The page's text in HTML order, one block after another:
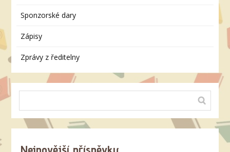
Sponzorské dary
Zápisy
Zprávy z ředitelny